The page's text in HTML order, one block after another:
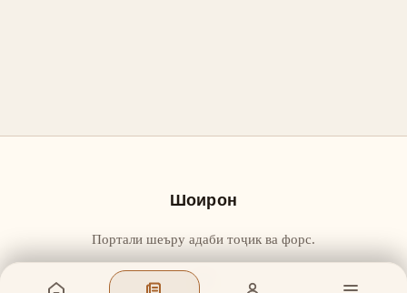
Шоирон
Портали шеъру адаби тоҷик ва форс.